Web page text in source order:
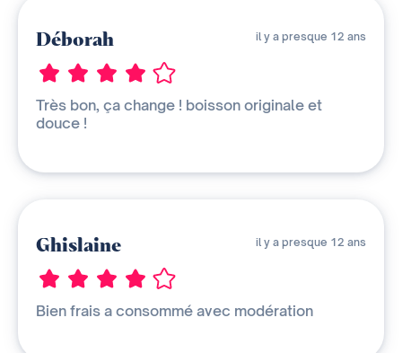
Déborah il y a presque 12 ans
Très bon, ça change ! boisson originale et
douce !
Ghislaine il y a presque 12 ans
Bien frais a consommé avec modération